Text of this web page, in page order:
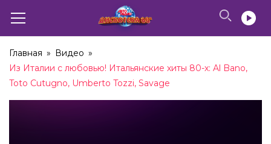
Главная » Видео »
Из Италии с любовью! Итальянские хиты 80-х: Al Bano,
Toto Cutugno, Umberto Tozzi, Savage